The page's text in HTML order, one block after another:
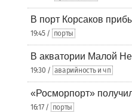
В порт Корсаков
19:45 / порты
В акватории Малой
19:30 / аварийность и чп
«Росморпорт»
16:17 / порты